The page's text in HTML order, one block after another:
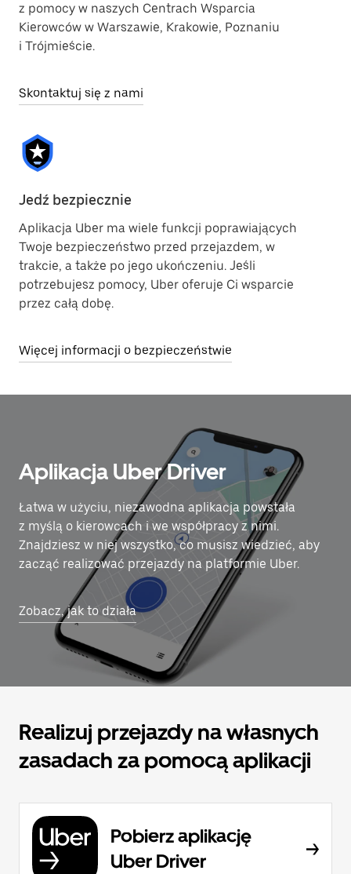
z pomocy w naszych Centrach Wsparcia
Kierowców w Warszawie, Krakowie, Poznaniu
i Trójmieście.
Skontaktuj się z nami
Jedź bezpiecznie
Aplikacja Uber ma wiele funkcji poprawiających
Twoje bezpieczeństwo przed przejazdem, w
trakcie, a także po jego ukończeniu. Jeśli
potrzebujesz pomocy, Uber oferuje Ci wsparcie
przez całą dobę.
Więcej informacji o bezpieczeństwie
Aplikacja Uber Driver
Łatwa w użyciu, niezawodna aplikacja powstała
z myślą o kierowcach i we współpracy z nimi.
Znajdziesz w niej wszystko, co musisz wiedzieć, aby
zacząć realizować przejazdy na platformie Uber.
Zobacz, jak to działa
Realizuj przejazdy na własnych
zasadach za pomocą aplikacji
Pobierz aplikację
Uber Driver